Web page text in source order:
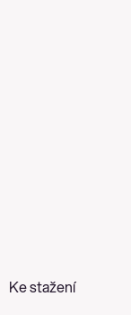
Ke stažení